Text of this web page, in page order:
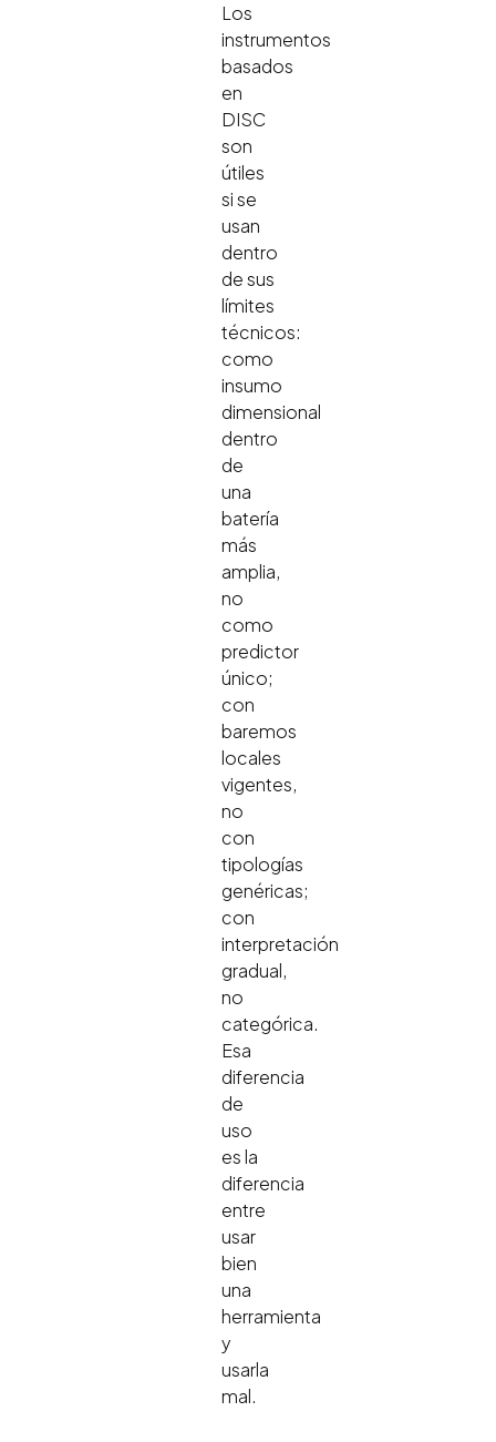
Los
instrumentos
basados
en
DISC
son
útiles
si se
usan
dentro
de sus
límites
técnicos:
como
insumo
dimensional
dentro
de
una
batería
más
amplia,
no
como
predictor
único;
con
baremos
locales
vigentes,
no
con
tipologías
genéricas;
con
interpretación
gradual,
no
categórica.
Esa
diferencia
de
uso
es la
diferencia
entre
usar
bien
una
herramienta
y
usarla
mal.